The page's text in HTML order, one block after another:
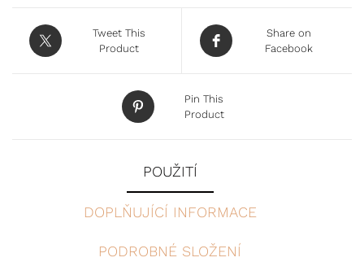
Tweet This
Product
Share on
Facebook
Pin This
Product
POUŽITÍ
DOPLŇUJÍCÍ INFORMACE
PODROBNÉ SLOŽENÍ